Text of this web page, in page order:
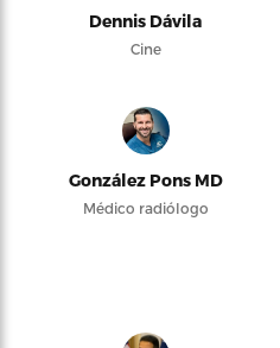
Dennis Dávila
Cine
González Pons MD
Médico radiólogo